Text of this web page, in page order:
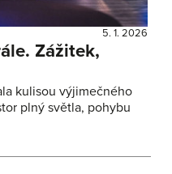
5. 1. 2026
Zážitek,
kulisou výjimečného
plný světla, pohybu